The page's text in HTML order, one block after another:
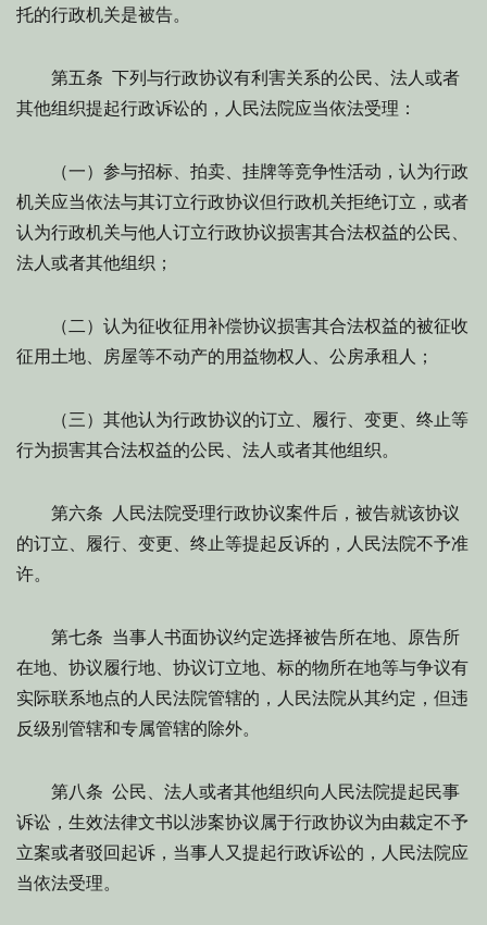
托的行政机关是被告。
第五条 下列与行政协议有利害关系的公民、法人或者
其他组织提起行政诉讼的，人民法院应当依法受理：
（一）参与招标、拍卖、挂牌等竞争性活动，认为行政
机关应当依法与其订立行政协议但行政机关拒绝订立，或者
认为行政机关与他人订立行政协议损害其合法权益的公民、
法人或者其他组织；
（二）认为征收征用补偿协议损害其合法权益的被征收
征用土地、房屋等不动产的用益物权人、公房承租人；
（三）其他认为行政协议的订立、履行、变更、终止等
行为损害其合法权益的公民、法人或者其他组织。
第六条 人民法院受理行政协议案件后，被告就该协议
的订立、履行、变更、终止等提起反诉的，人民法院不予准
许。
第七条 当事人书面协议约定选择被告所在地、原告所
在地、协议履行地、协议订立地、标的物所在地等与争议有
实际联系地点的人民法院管辖的，人民法院从其约定，但违
反级别管辖和专属管辖的除外。
第八条 公民、法人或者其他组织向人民法院提起民事
诉讼，生效法律文书以涉案协议属于行政协议为由裁定不予
立案或者驳回起诉，当事人又提起行政诉讼的，人民法院应
当依法受理。